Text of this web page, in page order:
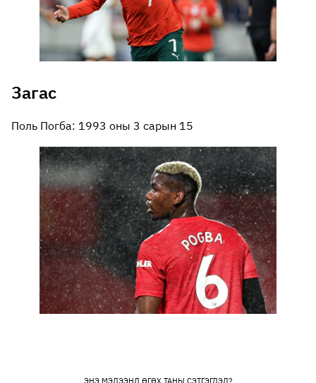
Загас
Поль Погба: 1993 оны 3 сарын 15